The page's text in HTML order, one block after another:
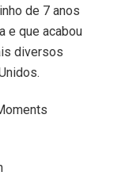
de 7 anos
e que acabou
diversos